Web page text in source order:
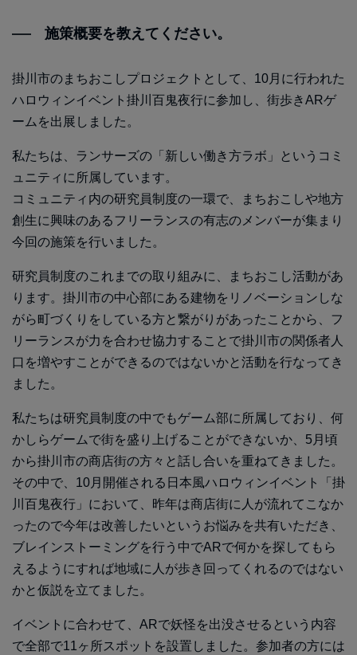
施策概要を教えてください。
掛川市のまちおこしプロジェクトとして、10月に行われた
ハロウィンイベント掛川百鬼夜行に参加し、街歩きARゲ
ームを出展しました。
私たちは、ランサーズの「新しい働き方ラボ」というコミ
ュニティに所属しています。
コミュニティ内の研究員制度の一環で、まちおこしや地方
創生に興味のあるフリーランスの有志のメンバーが集まり
今回の施策を行いました。
研究員制度のこれまでの取り組みに、まちおこし活動があ
ります。掛川市の中心部にある建物をリノベーションしな
がら町づくりをしている方と繋がりがあったことから、フ
リーランスが力を合わせ協力することで掛川市の関係者人
口を増やすことができるのではないかと活動を行なってき
ました。
私たちは研究員制度の中でもゲーム部に所属しており、何
かしらゲームで街を盛り上げることができないか、5月頃
から掛川市の商店街の方々と話し合いを重ねてきました。
その中で、10月開催される日本風ハロウィンイベント「掛
川百鬼夜行」において、昨年は商店街に人が流れてこなか
ったので今年は改善したいというお悩みを共有いただき、
ブレインストーミングを行う中でARで何かを探してもら
えるようにすれば地域に人が歩き回ってくれるのではない
かと仮説を立てました。
イベントに合わせて、ARで妖怪を出没させるという内容
で全部で11ヶ所スポットを設置しました。参加者の方には